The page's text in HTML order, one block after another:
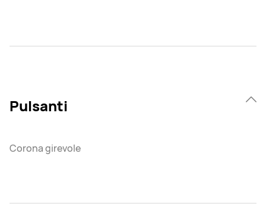
Pulsanti
Corona girevole